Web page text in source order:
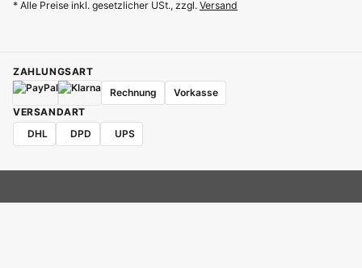
* Alle Preise inkl. gesetzlicher USt., zzgl. Versand
ZAHLUNGSART
Rechnung
Vorkasse
VERSANDART
DHL
DPD UPS